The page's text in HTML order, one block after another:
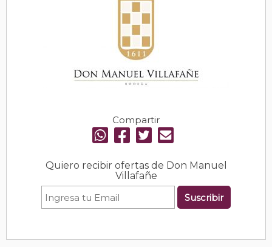
Compartir
Quiero recibir ofertas de Don Manuel
Villafañe
Suscribir